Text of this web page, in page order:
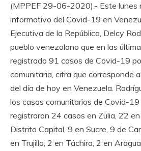
(MPPEF 29-06-2020).- Este lunes
informativo del Covid-19 en
Ejecutiva de la República, Delcy
pueblo venezolano que en las
registrado 91 casos de Covid-19
comunitaria, cifra que corresponde
del día de hoy en Venezuela.
los casos comunitarios de Covid-19
registraron 24 casos en Zulia, 22
Distrito Capital, 9 en Sucre, 9 de
en Trujillo, 2 en Táchira, 2 en